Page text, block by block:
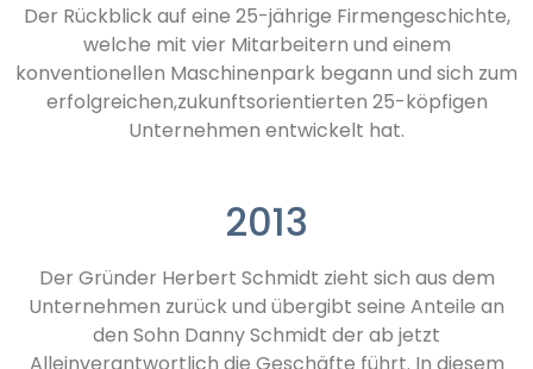
Der Rückblick auf eine 25-jährige Firmengeschichte,
welche mit vier Mitarbeitern und einem
konventionellen Maschinenpark begann und sich zum
erfolgreichen,zukunftsorientierten 25-köpfigen
Unternehmen entwickelt hat.
2013
Der Gründer Herbert Schmidt zieht sich aus dem
Unternehmen zurück und übergibt seine Anteile an
den Sohn Danny Schmidt der ab jetzt